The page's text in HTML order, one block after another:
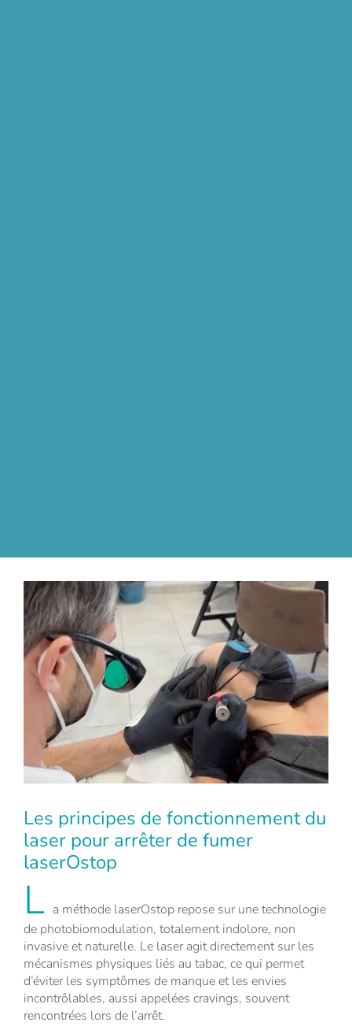
Les principes de fonctionnement du
laser pour arrêter de fumer
laserOstop
L a méthode laserOstop repose sur une technologie
de photobiomodulation, totalement indolore, non
invasive et naturelle. Le laser agit directement sur les
mécanismes physiques liés au tabac, ce qui permet
d’éviter les symptômes de manque et les envies
incontrôlables, aussi appelées cravings, souvent
rencontrées lors de l’arrêt.